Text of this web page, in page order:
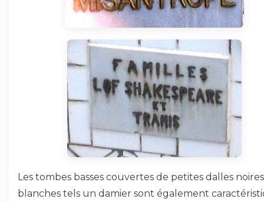
Les tombes basses couvertes de petites dalles
blanches tels un damier sont également